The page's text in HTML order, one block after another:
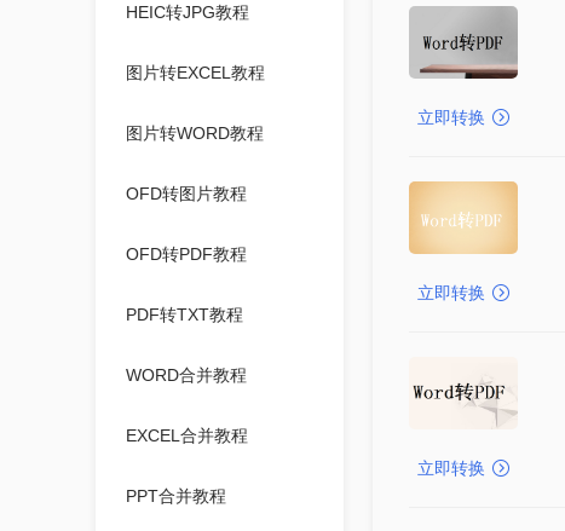
HEIC转JPG教程
图片转EXCEL教程
图片转WORD教程
OFD转图片教程
OFD转PDF教程
PDF转TXT教程
WORD合并教程
EXCEL合并教程
PPT合并教程
立即转换
立即转换
立即转换